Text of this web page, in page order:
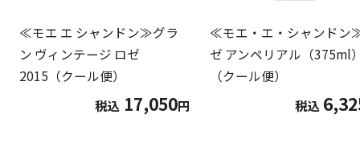
≪モエ エ シャンドン≫グラ
ン ヴィンテージ ロゼ
2015（クール便）
税込 17,050円
≪モエ・エ・シャンドン
ゼ アンペリアル（375ml
（クール便）
税込